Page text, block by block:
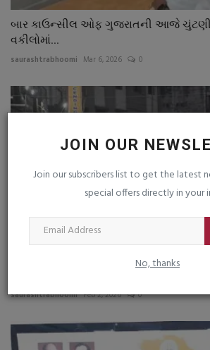
JOIN OUR
Join our subscribers list to get the latest
special offers directly in your
No, thanks
બાર કાઉન્સીલ ઓફ ગુજરાતની આજે ચુંટણી
વકીલોમાં...
saurashtrabhoomi Mar 6, 2026 0
saurashtrabhoomi Feb 2, 2026 0